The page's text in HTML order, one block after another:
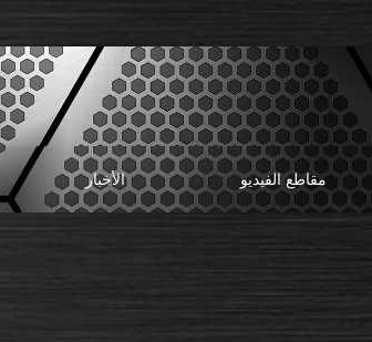
الأخبار مقاطع الفيديو